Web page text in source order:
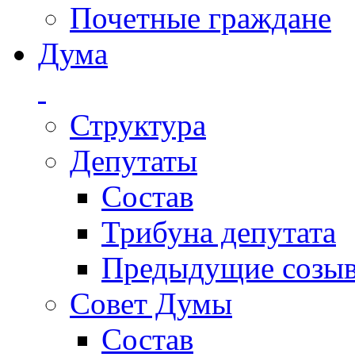
Почетные граждане
Дума
Структура
Депутаты
Состав
Трибуна депутата
Предыдущие
Совет Думы
Состав